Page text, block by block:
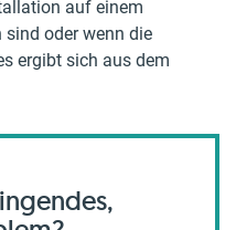
auf einem
sind oder wenn die
ergibt sich aus dem